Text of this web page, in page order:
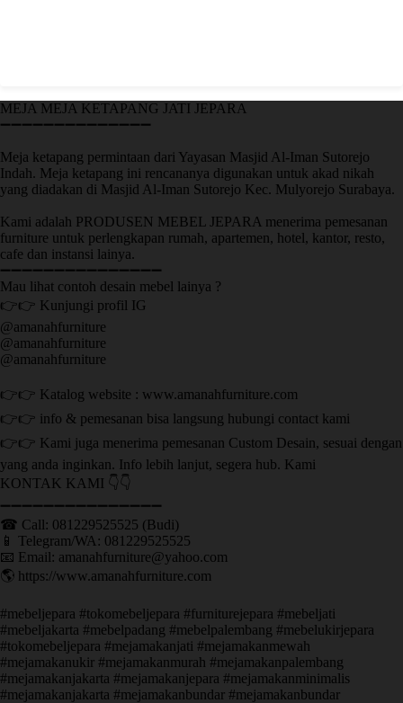
MEJA MEJA KETAPANG JATI JEPARA
➖➖➖➖➖➖➖➖➖➖➖➖➖➖
Meja ketapang permintaan dari Yayasan Masjid Al-Iman Sutorejo
Indah. Meja ketapang ini rencananya digunakan untuk akad nikah
yang diadakan di Masjid Al-Iman Sutorejo Kec. Mulyorejo Surabaya.
Kami adalah PRODUSEN MEBEL JEPARA menerima pemesanan
furniture untuk perlengkapan rumah, apartemen, hotel, kantor, resto,
cafe dan instansi lainya.
➖➖➖➖➖➖➖➖➖➖➖➖➖➖➖
Mau lihat contoh desain mebel lainya ?
👉👉 Kunjungi profil IG
@amanahfurniture
@amanahfurniture
@amanahfurniture
👉👉 Katalog website : www.amanahfurniture.com
👉👉 info & pemesanan bisa langsung hubungi contact kami
👉👉 Kami juga menerima pemesanan Custom Desain, sesuai dengan
yang anda inginkan. Info lebih lanjut, segera hub. Kami
KONTAK KAMI 👇👇
➖➖➖➖➖➖➖➖➖➖➖➖➖➖➖ ㅤ
☎ Call: 081229525525 (Budi)
📱 Telegram/WA: 081229525525
📧 Email: amanahfurniture@yahoo.com
🌎 https://www.amanahfurniture.com
#mebeljepara #tokomebeljepara #furniturejepara #mebeljati
#mebeljakarta #mebelpadang #mebelpalembang #mebelukirjepara
#tokomebeljepara #mejamakanjati #mejamakanmewah
#mejamakanukir #mejamakanmurah #mejamakanpalembang
#mejamakanjakarta #mejamakanjepara #mejamakanminimalis
#mejamakanjakarta #mejamakanbundar #mejamakanbundar